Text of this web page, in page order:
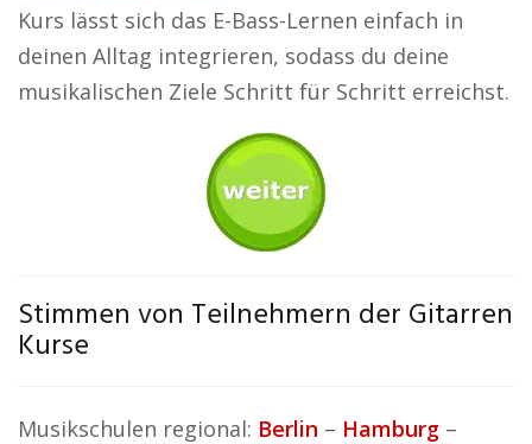
Kurs lässt sich das E-Bass-Lernen einfach in
deinen Alltag integrieren, sodass du deine
musikalischen Ziele Schritt für Schritt erreichst.
Stimmen von Teilnehmern der Gitarren
Kurse
Musikschulen regional: Berlin – Hamburg –